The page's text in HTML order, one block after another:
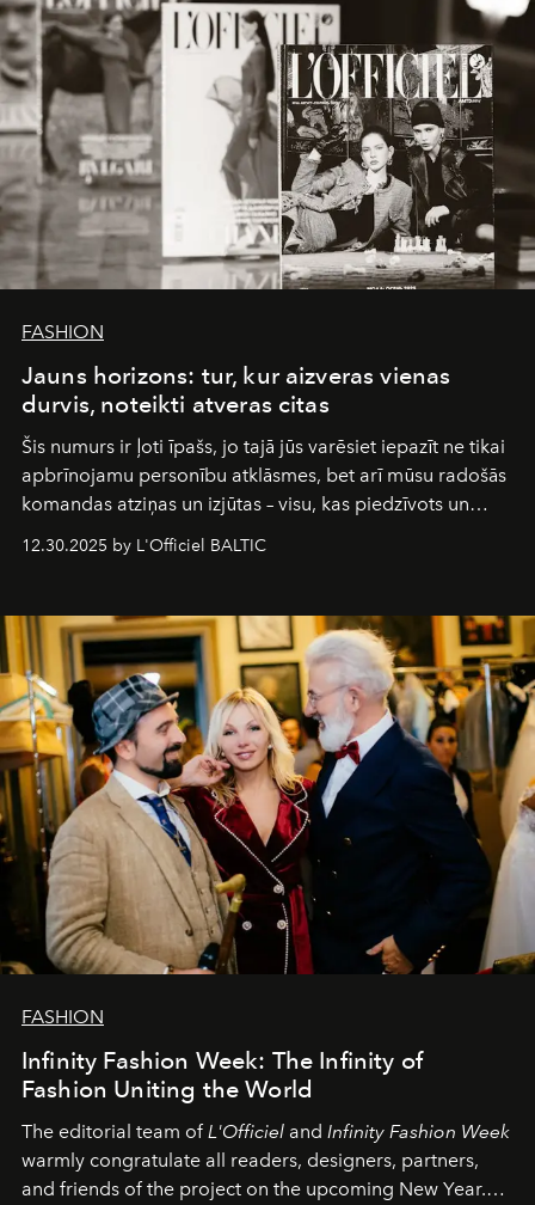
FASHION
Jauns horizons: tur, kur aizveras vienas
durvis, noteikti atveras citas
Šis numurs ir ļoti īpašs, jo tajā jūs varēsiet iepazīt ne tikai
apbrīnojamu personību atklāsmes, bet arī mūsu radošās
komandas atziņas un izjūtas – visu, kas piedzīvots un
pārdzīvots šo gandrīz 20 gadu laikā, veidojot žurnālu.
Šajā brīdī mums svarīgi pateikties visiem, kas bija kopā
sākums. Ar vissirsnīgākajiem laba vēlējumiem jūsu
L’Officiel Baltic
komanda.
12.30.2025 by L'Officiel BALTIC
FASHION
Infinity Fashion Week: The Infinity of
Fashion Uniting the World
The editorial team ofL'Officiel and Infinity Fashion Week
warmly congratulate all readers, designers, partners,
and friends of the project on the upcoming New Year.